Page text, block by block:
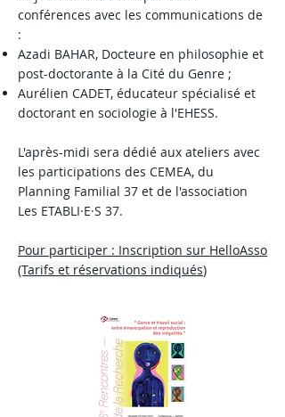
conférences avec les communications de
:
Azadi BAHAR, Docteure en philosophie et
post-doctorante à la Cité du Genre ;
Aurélien CADET, éducateur spécialisé et
doctorant en sociologie à l'EHESS.
L'après-midi sera dédié aux ateliers avec
les participations des CEMEA, du
Planning Familial 37 et de l'association
Les ETABLI·E·S 37.
Pour participer : Inscription sur HelloAsso
(Tarifs et réservations indiqués)